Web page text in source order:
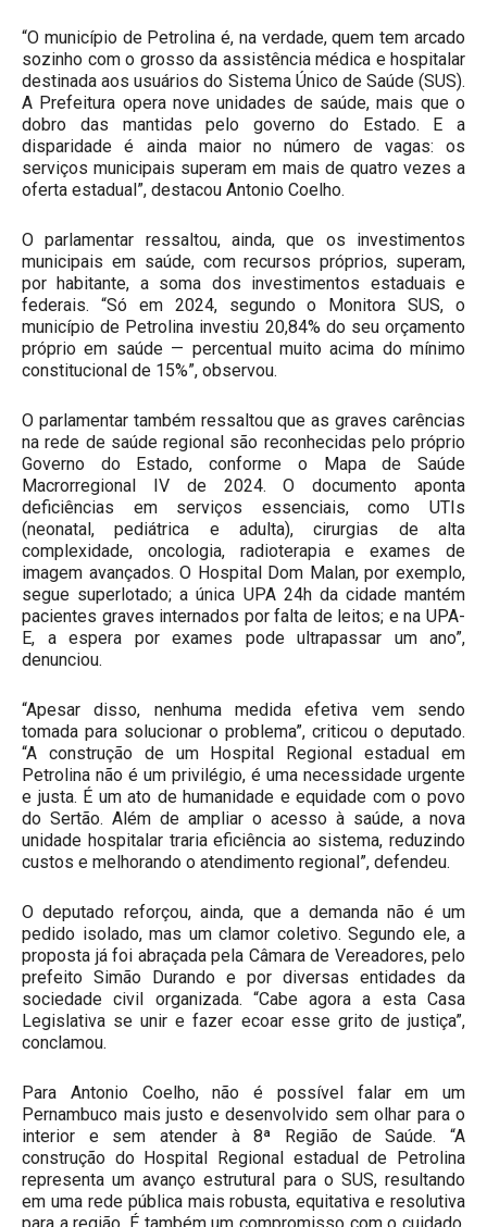
“O município de Petrolina é, na verdade, quem tem arcado
sozinho com o grosso da assistência médica e hospitalar
destinada aos usuários do Sistema Único de Saúde (SUS).
A Prefeitura opera nove unidades de saúde, mais que o
dobro das mantidas pelo governo do Estado. E a
disparidade é ainda maior no número de vagas: os
serviços municipais superam em mais de quatro vezes a
oferta estadual”, destacou Antonio Coelho.
O parlamentar ressaltou, ainda, que os investimentos
municipais em saúde, com recursos próprios, superam,
por habitante, a soma dos investimentos estaduais e
federais. “Só em 2024, segundo o Monitora SUS, o
município de Petrolina investiu 20,84% do seu orçamento
próprio em saúde — percentual muito acima do mínimo
constitucional de 15%”, observou.
O parlamentar também ressaltou que as graves carências
na rede de saúde regional são reconhecidas pelo próprio
Governo do Estado, conforme o Mapa de Saúde
Macrorregional IV de 2024. O documento aponta
deficiências em serviços essenciais, como UTIs
(neonatal, pediátrica e adulta), cirurgias de alta
complexidade, oncologia, radioterapia e exames de
imagem avançados. O Hospital Dom Malan, por exemplo,
segue superlotado; a única UPA 24h da cidade mantém
pacientes graves internados por falta de leitos; e na UPA-
E, a espera por exames pode ultrapassar um ano”,
denunciou.
“Apesar disso, nenhuma medida efetiva vem sendo
tomada para solucionar o problema”, criticou o deputado.
“A construção de um Hospital Regional estadual em
Petrolina não é um privilégio, é uma necessidade urgente
e justa. É um ato de humanidade e equidade com o povo
do Sertão. Além de ampliar o acesso à saúde, a nova
unidade hospitalar traria eficiência ao sistema, reduzindo
custos e melhorando o atendimento regional”, defendeu.
O deputado reforçou, ainda, que a demanda não é um
pedido isolado, mas um clamor coletivo. Segundo ele, a
proposta já foi abraçada pela Câmara de Vereadores, pelo
prefeito Simão Durando e por diversas entidades da
sociedade civil organizada. “Cabe agora a esta Casa
Legislativa se unir e fazer ecoar esse grito de justiça”,
conclamou.
Para Antonio Coelho, não é possível falar em um
Pernambuco mais justo e desenvolvido sem olhar para o
interior e sem atender à 8ª Região de Saúde. “A
construção do Hospital Regional estadual de Petrolina
representa um avanço estrutural para o SUS, resultando
em uma rede pública mais robusta, equitativa e resolutiva